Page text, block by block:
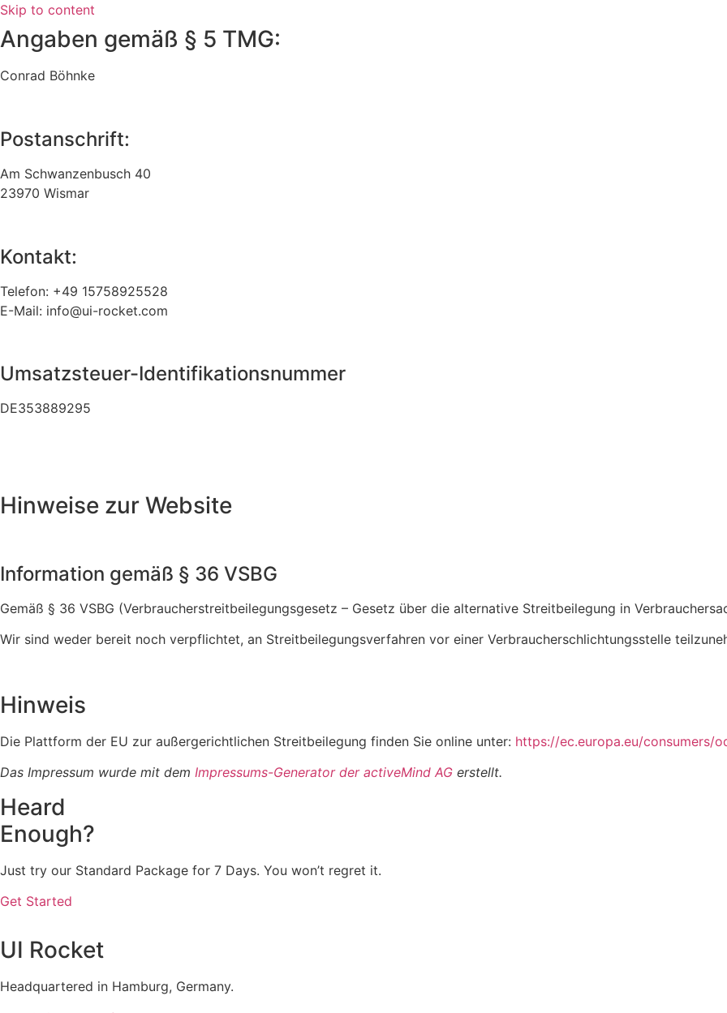
Skip to content
Angaben gemäß § 5 TMG:
Conrad Böhnke
Postanschrift:
Am Schwanzenbusch 40
23970 Wismar
Kontakt:
Telefon: +49 15758925528
E-Mail: info@ui-rocket.com
Umsatzsteuer-Identifikationsnummer
DE353889295
Hinweise zur Website
Information gemäß § 36 VSBG
Gemäß § 36 VSBG (Verbraucherstreitbeilegungsgesetz – Gesetz über die alternative Streitbeilegung in
Wir sind weder bereit noch verpflichtet, an Streitbeilegungsverfahren vor einer Verbraucherschlichtungsstelle
Hinweis
Die Plattform der EU zur außergerichtlichen Streitbeilegung finden Sie online unter: https://ec.europa.eu/consumers/
Das Impressum wurde mit dem Impressums-Generator der activeMind AG erstellt.
Heard
Enough?
Just try our Standard Package for 7 Days. You won’t regret it.
Get Started
UI Rocket
Headquartered in Hamburg, Germany.